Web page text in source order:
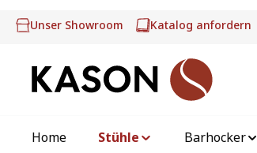
Hauptinhalt springen
Zur Suche springen
Zur Hauptnavigation springen
Unser Showroom Katalog anfordern
Home Stühle Barhocker